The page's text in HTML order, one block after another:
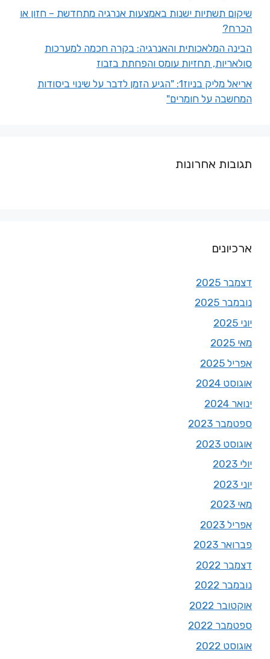
שיקום תשתיות ישנות באמצעות אנרגיה מתחדשת – חזון או
הכרח?
הבינה המלאכותית והאנרגיה: בקרה חכמה למערכות
סולאריות, תחזיות עומס והפחתת בזבוז
אריאל מליק בניוז1: "הגיע הזמן לדבר על שינוי ביסודות
המחשבה על חומרים"
תגובות אחרונות
ארכיונים
דצמבר 2025
נובמבר 2025
יוני 2025
מאי 2025
אפריל 2025
אוגוסט 2024
ינואר 2024
ספטמבר 2023
אוגוסט 2023
יולי 2023
יוני 2023
מאי 2023
אפריל 2023
פברואר 2023
דצמבר 2022
נובמבר 2022
אוקטובר 2022
ספטמבר 2022
אוגוסט 2022